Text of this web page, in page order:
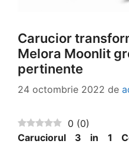
Carucior
Melora Moonlit
pertinente
24 octombrie 2022 de
0 (0)
Caruciorul 3 in 1